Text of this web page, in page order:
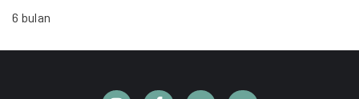
6 bulan